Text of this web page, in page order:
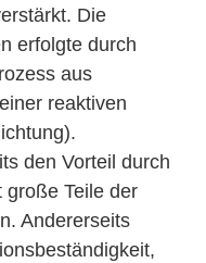
Die
erfolgte durch
aus
reaktiven
den Vorteil durch
große Teile der
Andererseits